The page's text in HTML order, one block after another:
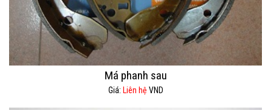
Má phanh sau
Giá: Liên hệ VND